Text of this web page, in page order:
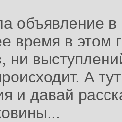
объявление в
время в этом
ни
А
и давай